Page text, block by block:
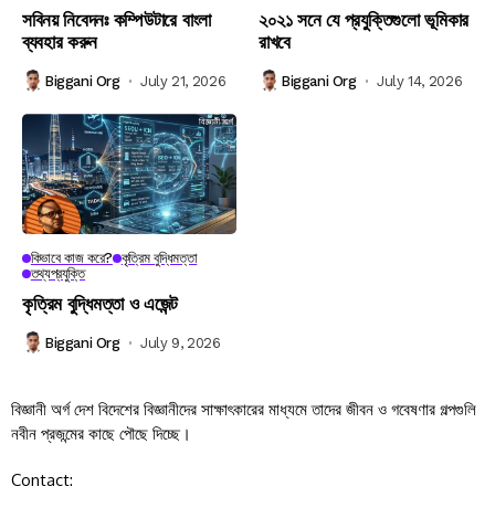
সবিনয় নিবেদনঃ কম্পিউটারে বাংলা
ব্যবহার করুন
Biggani Org July 21, 2026
২০২১ সনে যে প্রযুক্তিগুলো ভূমিকার
রাখবে
Biggani Org July 14, 2026
কিভাবে কাজ করে? কৃত্রিম বুদ্ধিমত্তা
তথ্যপ্রযুক্তি
কৃত্রিম বুদ্ধিমত্তা ও এজেন্ট
Biggani Org July 9, 2026
বিজ্ঞানী অর্গ দেশ বিদেশের বিজ্ঞানীদের সাক্ষাৎকারের মাধ্যমে তাদের জীবন ও গবেষণার গল্পগুলি
নবীন প্রজন্মের কাছে পৌছে দিচ্ছে।
Contact: